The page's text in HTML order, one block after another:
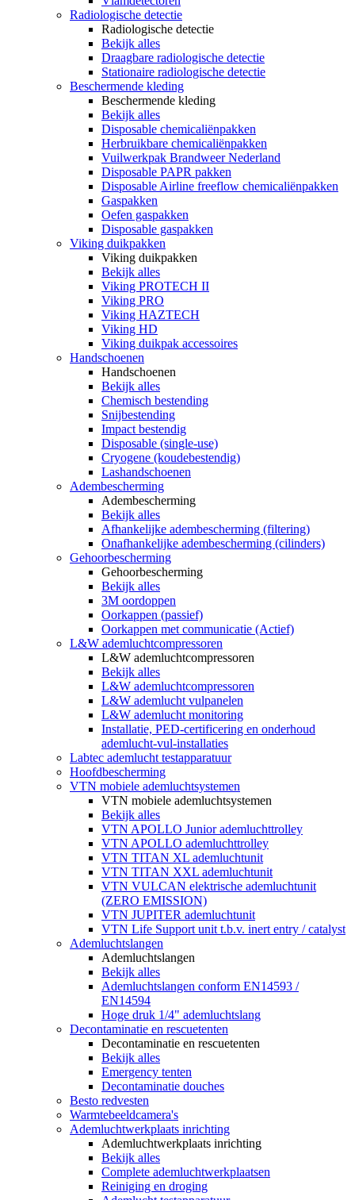
Radiologische detectie
Radiologische detectie
Bekijk alles
Draagbare radiologische detectie
Stationaire radiologische detectie
Beschermende kleding
Beschermende kleding
Bekijk alles
Disposable chemicaliënpakken
Herbruikbare chemicaliënpakken
Vuilwerkpak Brandweer Nederland
Disposable PAPR pakken
Disposable Airline freeflow chemicaliënpakken
Gaspakken
Oefen gaspakken
Disposable gaspakken
Viking duikpakken
Viking duikpakken
Bekijk alles
Viking PROTECH II
Viking PRO
Viking HAZTECH
Viking HD
Viking duikpak accessoires
Handschoenen
Handschoenen
Bekijk alles
Chemisch bestending
Snijbestending
Impact bestendig
Disposable (single-use)
Cryogene (koudebestendig)
Lashandschoenen
Adembescherming
Adembescherming
Bekijk alles
Afhankelijke adembescherming (filtering)
Onafhankelijke adembescherming (cilinders)
Gehoorbescherming
Gehoorbescherming
Bekijk alles
3M oordoppen
Oorkappen (passief)
Oorkappen met communicatie (Actief)
L&W ademluchtcompressoren
L&W ademluchtcompressoren
Bekijk alles
L&W ademluchtcompressoren
L&W ademlucht vulpanelen
L&W ademlucht monitoring
Installatie, PED-certificering en onderhoud
ademlucht-vul-installaties
Labtec ademlucht testapparatuur
Hoofdbescherming
VTN mobiele ademluchtsystemen
VTN mobiele ademluchtsystemen
Bekijk alles
VTN APOLLO Junior ademluchttrolley
VTN APOLLO ademluchttrolley
VTN TITAN XL ademluchtunit
VTN TITAN XXL ademluchtunit
VTN VULCAN elektrische ademluchtunit
(ZERO EMISSION)
VTN JUPITER ademluchtunit
VTN Life Support unit t.b.v. inert entry / catalyst
Ademluchtslangen
Ademluchtslangen
Bekijk alles
Ademluchtslangen conform EN14593 /
EN14594
Hoge druk 1/4" ademluchtslang
Decontaminatie en rescuetenten
Decontaminatie en rescuetenten
Bekijk alles
Emergency tenten
Decontaminatie douches
Besto redvesten
Warmtebeeldcamera's
Ademluchtwerkplaats inrichting
Ademluchtwerkplaats inrichting
Bekijk alles
Complete ademluchtwerkplaatsen
Reiniging en droging